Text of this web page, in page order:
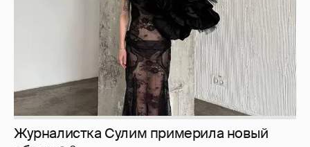
Журналистка Сулим примерила новый